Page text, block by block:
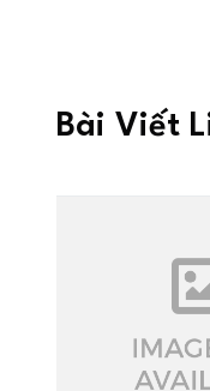
Bài Viết